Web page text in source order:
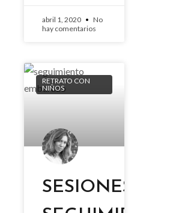
abril 1, 2020
No
hay comentarios
RETRATO CON
NIÑOS
SESIONES DE